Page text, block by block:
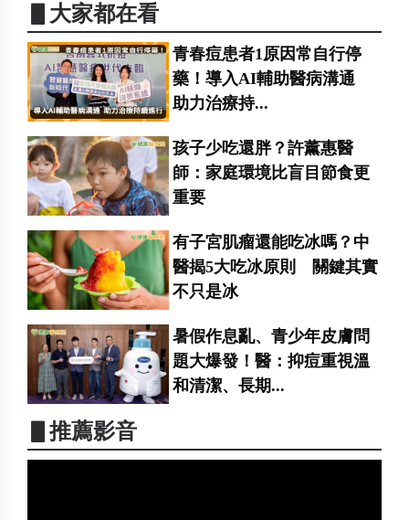
▋大家都在看
青春痘患者1原因常自行停
藥！導入AI輔助醫病溝通
助力治療持...
孩子少吃還胖？許薰惠醫
師：家庭環境比盲目節食更
重要
有子宮肌瘤還能吃冰嗎？中
醫揭5大吃冰原則 關鍵其實
不只是冰
暑假作息亂、青少年皮膚問
題大爆發！醫：抑痘重視溫
和清潔、長期...
▋推薦影音